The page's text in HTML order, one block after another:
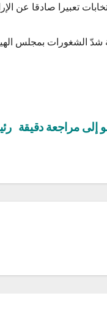
تعبيرا صادقا عن
شدّ الشغورات بمجلس
إلى مراجعة دقيقة